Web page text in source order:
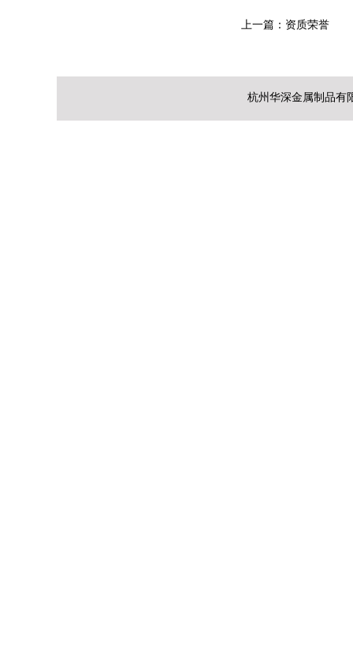
上一篇： 资质荣誉
杭州华深金属制品